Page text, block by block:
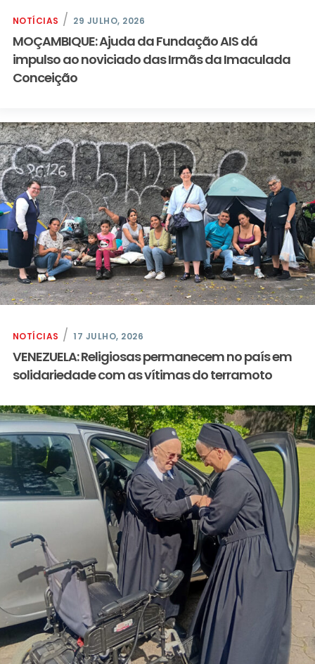
NOTÍCIAS 29 JULHO, 2026
MOÇAMBIQUE: Ajuda da Fundação AIS dá
impulso ao noviciado das Irmãs da Imaculada
Conceição
NOTÍCIAS 17 JULHO, 2026
VENEZUELA: Religiosas permanecem no país em
solidariedade com as vítimas do terramoto